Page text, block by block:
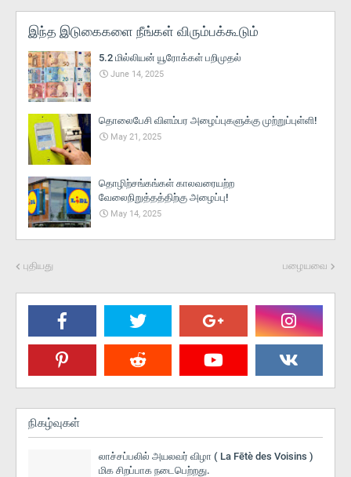
இந்த இடுகைகளை நீங்கள் விரும்பக்கூடும்
5.2 மில்லியன் யூரோக்கள் பறிமுதல்
June 14, 2025
தொலைபேசி விளம்பர அழைப்புகளுக்கு முற்றுப்புள்ளி!
May 21, 2025
தொழிற்சங்கங்கள் காலவரையற்ற
வேலைநிறுத்தத்திற்கு அழைப்பு!
May 14, 2025
புதியது பழையவை
நிகழ்வுகள்
லாச்சப்பலில் அயலவர் விழா ( La Fētè des Voisins )
மிக சிறப்பாக நடைபெற்றது.